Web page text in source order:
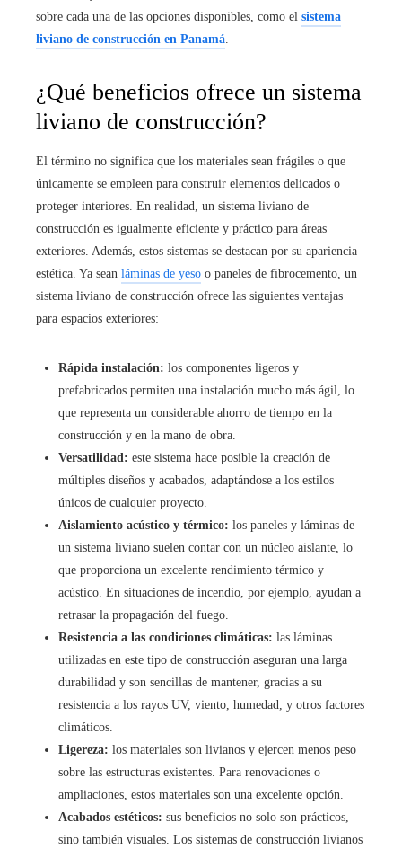
sobre cada una de las opciones disponibles, como el sistema
liviano de construcción en Panamá.
¿Qué beneficios ofrece un sistema
liviano de construcción?
El término no significa que los materiales sean frágiles o que
únicamente se empleen para construir elementos delicados o
proteger interiores. En realidad, un sistema liviano de
construcción es igualmente eficiente y práctico para áreas
exteriores. Además, estos sistemas se destacan por su apariencia
estética. Ya sean láminas de yeso o paneles de fibrocemento, un
sistema liviano de construcción ofrece las siguientes ventajas
para espacios exteriores:
Rápida instalación: los componentes ligeros y
prefabricados permiten una instalación mucho más ágil, lo
que representa un considerable ahorro de tiempo en la
construcción y en la mano de obra.
Versatilidad: este sistema hace posible la creación de
múltiples diseños y acabados, adaptándose a los estilos
únicos de cualquier proyecto.
Aislamiento acústico y térmico: los paneles y láminas de
un sistema liviano suelen contar con un núcleo aislante, lo
que proporciona un excelente rendimiento térmico y
acústico. En situaciones de incendio, por ejemplo, ayudan a
retrasar la propagación del fuego.
Resistencia a las condiciones climáticas: las láminas
utilizadas en este tipo de construcción aseguran una larga
durabilidad y son sencillas de mantener, gracias a su
resistencia a los rayos UV, viento, humedad, y otros factores
climáticos.
Ligereza: los materiales son livianos y ejercen menos peso
sobre las estructuras existentes. Para renovaciones o
ampliaciones, estos materiales son una excelente opción.
Acabados estéticos: sus beneficios no solo son prácticos,
sino también visuales. Los sistemas de construcción livianos